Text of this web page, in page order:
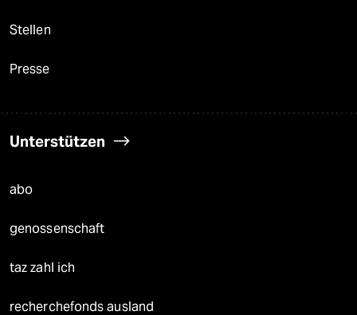
Stellen
Presse
Unterstützen
abo
genossenschaft
taz zahl ich
recherchefonds ausland